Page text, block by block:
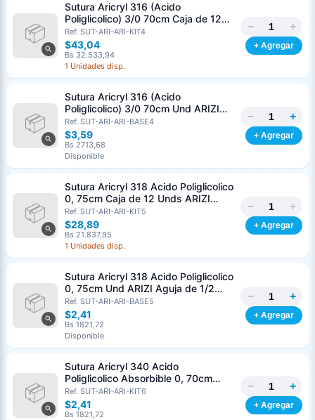
Sutura Aricryl 316 (Acido
Poliglicolico) 3/0 70cm Caja de 12
Unds ARIZI Aguja de 1/2 Circulo
Punta Conica 26mm
Ref. SUT-ARI-ARI-KIT4
$43,04
Bs 32.533,94
1 Unidades disp.
− +
+ Agregar
Sutura Aricryl 316 (Acido
Poliglicolico) 3/0 70cm Und ARIZI
Aguja de 1/2 Circulo Punta Conica
26mm
Ref. SUT-ARI-ARI-BASE4
$3,59
Bs 2713,68
Disponible
− +
+ Agregar
Sutura Aricryl 318 Acido Poliglicolico
0, 75cm Caja de 12 Unds ARIZI
Aguja de 1/2 Punta Cónica 26mm
Ref. SUT-ARI-ARI-KIT5
$28,89
Bs 21.837,95
1 Unidades disp.
− +
+ Agregar
Sutura Aricryl 318 Acido Poliglicolico
0, 75cm Und ARIZI Aguja de 1/2
Punta Cónica 26mm
Ref. SUT-ARI-ARI-BASE5
$2,41
Bs 1821,72
Disponible
− +
+ Agregar
Sutura Aricryl 340 Acido
Poliglicolico Absorbible 0, 70cm
Caja de 12 Unds ARIZI Aguja de 1/2
Punta Cónica 36mm
Ref. SUT-ARI-ARI-KIT6
$2,41
Bs 1821,72
− +
+ Agregar
Generar cotización
Completá los datos para emitir el PDF
Nombre o razón social
Cédula o RIF*